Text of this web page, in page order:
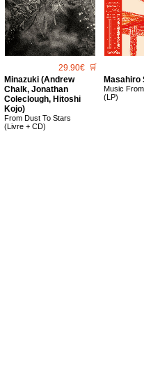
29.90€ 🛒
Minazuki (Andrew
Chalk, Jonathan
Coleclough, Hitoshi
Kojo)
From Dust To Stars
(Livre + CD)
Masahiro
Music
(LP)